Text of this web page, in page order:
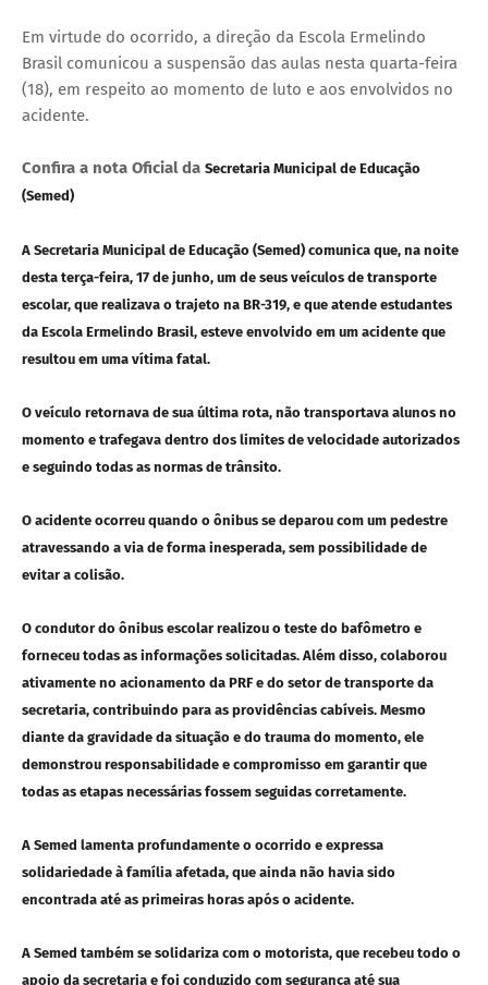
Em virtude do ocorrido, a direção da Escola Ermelindo
Brasil comunicou a suspensão das aulas nesta quarta-feira
(18), em respeito ao momento de luto e aos envolvidos no
acidente.
Confira a nota Oficial da Secretaria Municipal de Educação
(Semed)
A Secretaria Municipal de Educação (Semed) comunica que, na noite
desta terça-feira, 17 de junho, um de seus veículos de transporte
escolar, que realizava o trajeto na BR-319, e que atende estudantes
da Escola Ermelindo Brasil, esteve envolvido em um acidente que
resultou em uma vítima fatal.
O veículo retornava de sua última rota, não transportava alunos no
momento e trafegava dentro dos limites de velocidade autorizados
e seguindo todas as normas de trânsito.
O acidente ocorreu quando o ônibus se deparou com um pedestre
atravessando a via de forma inesperada, sem possibilidade de
evitar a colisão.
O condutor do ônibus escolar realizou o teste do bafômetro e
forneceu todas as informações solicitadas. Além disso, colaborou
ativamente no acionamento da PRF e do setor de transporte da
secretaria, contribuindo para as providências cabíveis. Mesmo
diante da gravidade da situação e do trauma do momento, ele
demonstrou responsabilidade e compromisso em garantir que
todas as etapas necessárias fossem seguidas corretamente.
A Semed lamenta profundamente o ocorrido e expressa
solidariedade à família afetada, que ainda não havia sido
encontrada até as primeiras horas após o acidente.
A Semed também se solidariza com o motorista, que recebeu todo o
apoio da secretaria e foi conduzido com segurança até sua